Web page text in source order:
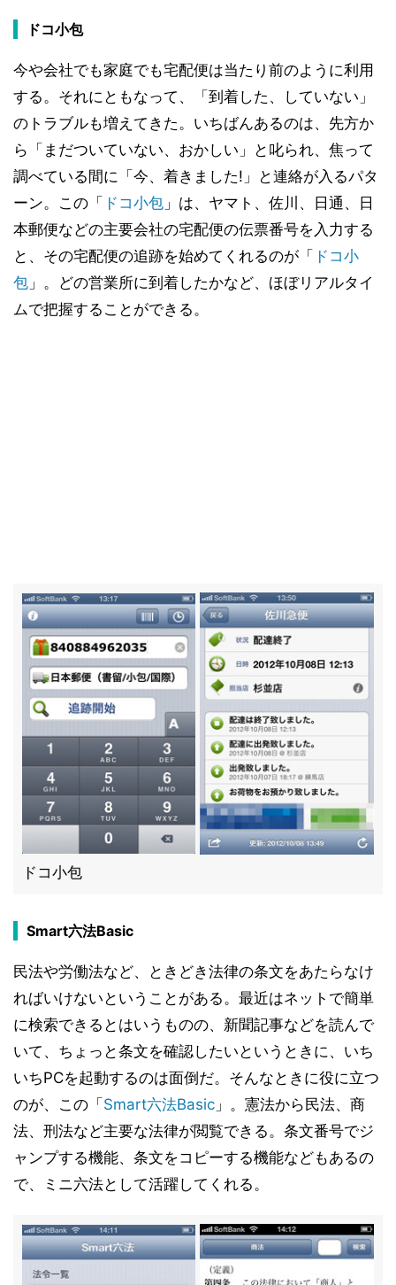
ドコ小包
今や会社でも家庭でも宅配便は当たり前のように利用
する。それにともなって、「到着した、していない」
のトラブルも増えてきた。いちばんあるのは、先方か
ら「まだついていない、おかしい」と叱られ、焦って
調べている間に「今、着きました!」と連絡が入るパタ
ーン。この「 ドコ小包 」は、ヤマト、佐川、日通、日
本郵便などの主要会社の宅配便の伝票番号を入力する
と、その宅配便の追跡を始めてくれるのが「 ドコ小
包 」。どの営業所に到着したかなど、ほぼリアルタイ
ムで把握することができる。
ドコ小包
Smart六法Basic
民法や労働法など、ときどき法律の条文をあたらなけ
ればいけないということがある。最近はネットで簡単
に検索できるとはいうものの、新聞記事などを読んで
いて、ちょっと条文を確認したいというときに、いち
いちPCを起動するのは面倒だ。そんなときに役に立つ
のが、この「 Smart六法Basic 」。憲法から民法、商
法、刑法など主要な法律が閲覧できる。条文番号でジ
ャンプする機能、条文をコピーする機能などもあるの
で、ミニ六法として活躍してくれる。